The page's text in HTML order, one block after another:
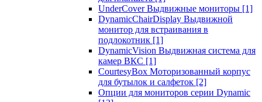
UnderCover Выдвижные мониторы [1]
DynamicChairDisplay Выдвижной
монитор для встраивания в
подлокотник [1]
DynamicVision Выдвижная система для
камер ВКС [1]
CourtesyBox Моторизованный корпус
для бутылок и салфеток [2]
Опции для мониторов серии Dynamic